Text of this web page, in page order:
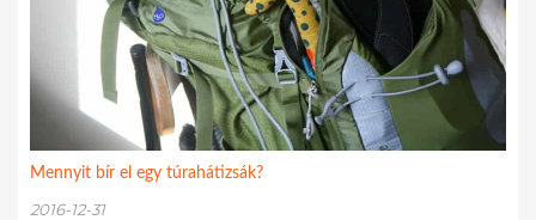
Mennyit bír el egy túrahátizsák?
2016-12-31